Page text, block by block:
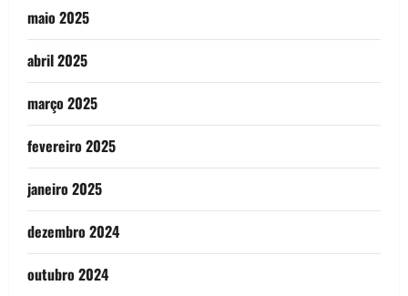
maio 2025
abril 2025
março 2025
fevereiro 2025
janeiro 2025
dezembro 2024
outubro 2024